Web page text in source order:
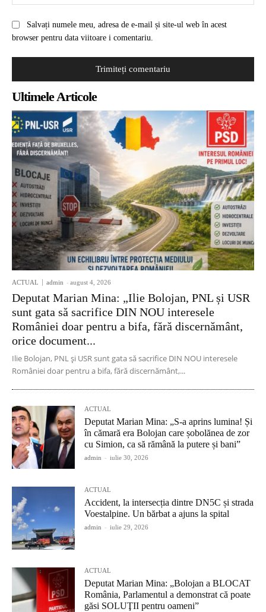
Salvați numele meu, adresa de e-mail și site-ul web în acest
browser pentru data viitoare i comentariu.
Ultimele Articole
ACTUAL admin - august 4, 2026
Deputat Marian Mina: „Ilie Bolojan, PNL și USR
sunt gata să sacrifice DIN NOU interesele
României doar pentru a bifa, fără discernământ,
orice document...
Ilie Bolojan, PNL și USR sunt gata să sacrifice DIN NOU interesele
României doar pentru a bifa, fără discernământ,...
ACTUAL
Deputat Marian Mina: „S-a aprins lumina! Și
în cămară era Bolojan care șobolănea de zor
cu Simion, ca să rămână la putere și bani”
admin - iulie 30, 2026
ACTUAL
Accident, la intersecția dintre DN5C și strada
Voestalpine. Un bărbat a ajuns la spital
admin - iulie 29, 2026
ACTUAL
Deputat Marian Mina: „Bolojan a BLOCAT
România, Parlamentul a demonstrat că poate
găsi SOLUŢII pentru oameni”